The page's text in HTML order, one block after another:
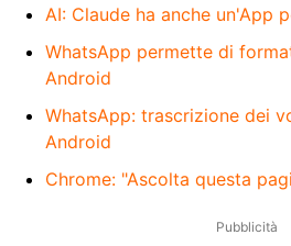
AI: Claude ha anche un'App
WhatsApp permette di
Android
WhatsApp: trascrizione dei
Android
Chrome: "Ascolta questa
Pubblicità